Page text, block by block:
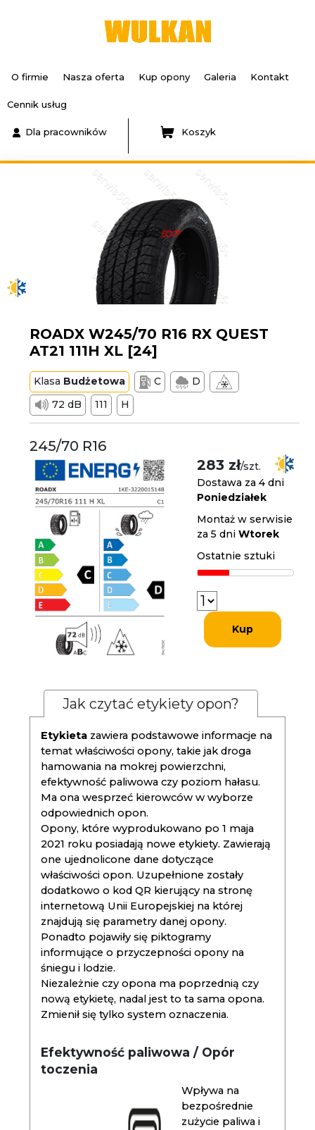
O firmie Nasza oferta Kup opony Galeria Kontakt
Cennik usług
Dla pracowników Koszyk
ROADX W245/70 R16 RX QUEST
AT21 111H XL [24]
Klasa Budżetowa C
D
72 dB
111 H
245/70 R16
283 zł/szt.
Dostawa za 4 dni
Poniedziałek
Montaż w serwisie
za 5 dniWtorek
Ostatnie sztuki
Kup
Jak czytać etykiety opon?
Etykieta zawiera podstawowe informacje na
temat właściwości opony, takie jak droga
hamowania na mokrej powierzchni,
efektywność paliwowa czy poziom hałasu.
Ma ona wesprzeć kierowców w wyborze
odpowiednich opon.
Opony, które wyprodukowano po 1 maja
2021 roku posiadają nowe etykiety. Zawierają
one ujednolicone dane dotyczące
właściwości opon. Uzupełnione zostały
dodatkowo o kod QR kierujący na stronę
internetową Unii Europejskiej na której
znajdują się parametry danej opony.
Ponadto pojawiły się piktogramy
informujące o przyczepności opony na
śniegu i lodzie.
Niezależnie czy opona ma poprzednią czy
nową etykietę, nadal jest to ta sama opona.
Zmienił się tylko system oznaczenia.
Efektywność paliwowa / Opór
toczenia
Wpływa na
bezpośrednie
zużycie paliwa i